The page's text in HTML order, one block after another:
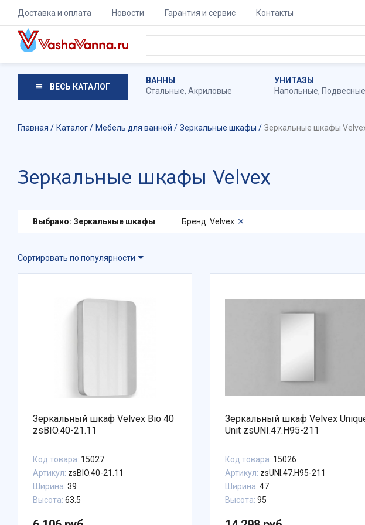
Доставка и оплата Новости Гарантия и сервис Контакты
ВЕСЬ КАТАЛОГ
ВАННЫ
Стальные, Акриловые
УНИТАЗЫ
Напольные, Подвесные
Главная Каталог Мебель для ванной Зеркальные шкафы Зеркальные шкафы
Зеркальные шкафы Velvex
Выбрано: Зеркальные шкафы Бренд: Velvex
Сортировать по популярности
Зеркальный шкаф Velvex Bio 40
zsBIO.40-21.11
Код товара: 15027
Артикул: zsBIO.40-21.11
Ширина: 39
Высота: 63.5
Зеркальный шкаф Velvex
Unit zsUNI.47.H95-211
Код товара: 15026
Артикул: zsUNI.47.H95-211
Ширина: 47
Высота: 95